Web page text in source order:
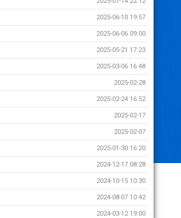
2025-06-10 19:57
2025-06-06 09:00
2025-05-21 17:23
2025-03-06 16:48
2025-02-28
2025-02-24 16:52
2025-02-17
2025-02-07
2025-01-30 16:20
2024-12-17 08:28
2024-10-15 10:30
2024-08-07 10:42
2024-03-12 19:00